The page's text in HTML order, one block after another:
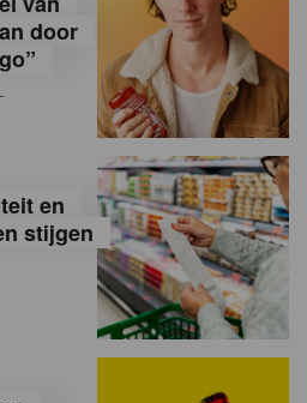
door
en
stijgen